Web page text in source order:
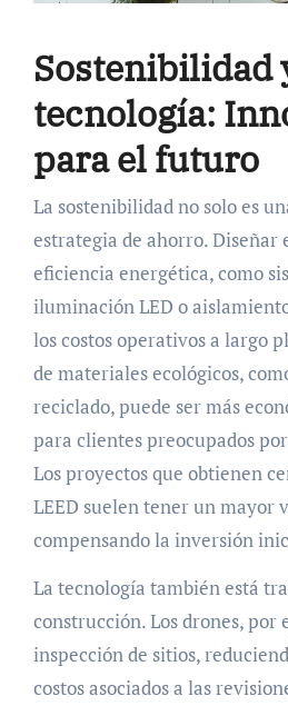
Sostenibilidad
tecnología:
para el futuro
La sostenibilidad no solo es
estrategia de ahorro. Diseñar
eficiencia energética, como
iluminación LED o
los costos operativos a largo
de materiales ecológicos,
reciclado, puede ser más
para clientes preocupados
Los proyectos que obtienen
LEED suelen tener un mayor
compensando la inversión
La tecnología también está
construcción. Los drones,
inspección de sitios,
costos asociados a las